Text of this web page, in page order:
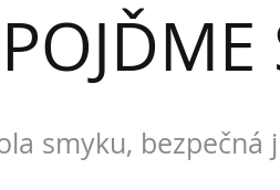
smyku,